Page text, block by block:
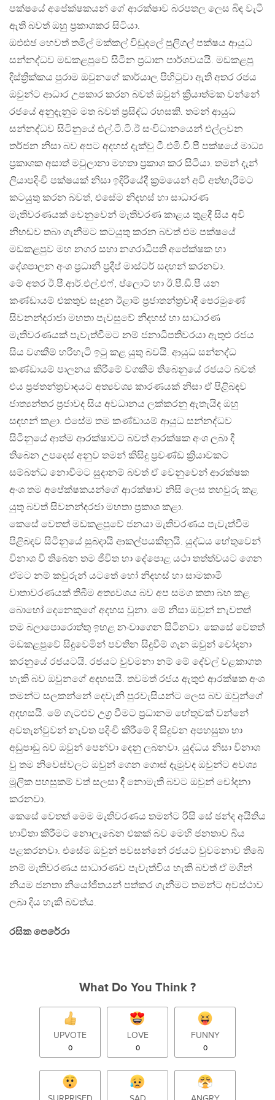
පක්ෂයේ අපේක්ෂකයන් ගේ ආරක්ෂාව බරපතල ලෙස බිඳ වැටී
ඇති බවත් ඔහු ප්‍රකාශකර සිටියා.
ඔඵඪඡ හෙවත් තමිල් මක්කල් විඩුදලේ පුලිගල් පක්ෂය ආයුධ
සන්නද්ධව මඩකළපුවේ සිටින ප්‍රධාන පාර්ශවයයි. මඩකළපු
දිස්ත්‍රික්කය පුරාම ඔවුනගේ කාර්යාල පිහිටුවා ඇති අතර රජය
ඔවුන්ට ආධාර උපකාර කරන බවත් ඔවුන් ක්‍රියාත්මක වන්නේ
රජයේ අනුදැනුම මත බවත් ප්‍රසිද්ධ රහසකි. තමන් ආයුධ
සන්නද්ධව සිටිනුයේ එල්.ටී.ටී.ඊ සංවිධානයෙන් එල්ලවන
තර්ජන නිසා බව අපට අදහස් දැක්වු ටී.එමි.වී.පී පක්ෂයේ මාධ්‍ය
ප්‍රකාශක අසාත් මවුලානා මහතා ප්‍රකාශ කර සිටියා. තමන් දැන්
ලියාපදිංචි පක්ෂයක් නිසා ඉදිරියේදී ක්‍රමයෙන් අවි අත්හැරීමට
කටයුතු කරන බවත්, එසේම නිදහස් හා සාධාරණ
මැතිවරණයක් වෙනුවෙන් මැතිවරණ කාළය තුළදී සිය අවි
නිහඬව තබා ගැනීමට කටයුතු කරන බවත් එම පක්ෂයේ
මඩකළපුව මහ නගර සභා නගරාධිපති අපේක්ෂක හා
දේශපාලන අංශ ප්‍රධානී ප්‍රදීප් මාස්ටර් සදහන් කරනවා.
මේ අතර ඊ.පී.ආර්.එල්.එෆ්, ප්ලොට් හා ඊ.පී.ඩී.පී යන
කණ්ඩායම් එකතුව සෑදුන ඊළාම් ප්‍රජාතන්ත්‍රවාදී පෙරමුණේ
සිවනන්දරාජා මහතා පැවසුවේ නිදහස් හා සාධාරණ
මැතිවරණයක් පැවැත්වීමට නම් ජනාධිපතිවරයා ඇතුළු රජය
සිය වගකීම් හරිහැටි ඉටු කළ යුතු බවයි. ආයුධ සන්නද්ධ
කණ්ඩායම් පාලනය කිරීමේ වගකීම තිබෙනුයේ රජයට බවත්
එය ප්‍රජතන්ත්‍රවාදයට අත්‍යවශ්‍ය කාරණයක් නිසා ඒ පිළිබඳව
ජාත්‍යන්තර ප්‍රජාවද සිය අවධානය ලක්කරනු ඇතැයිද ඔහු
සඳහන් කළා. එසේම තම කණ්ඩායම් ආයුධ සන්නද්ධව
සිටිනුයේ ආත්ම ආරක්ෂාවට බවත් ආරක්ෂක අංශ ලබා දී
තිබෙන උපදෙස් අනුව තමන් කිසිදු ප්‍රචණ්ඩ ක්‍රියාවකට
සම්බන්ධ නොවීමට සුදානම් බවත් ඒ වෙනුවෙන් ආරක්ෂක
අංශ තම අපේක්ෂකයන්ගේ ආරක්ෂාව නිසි ලෙස තහවුරු කළ
යුතු බවත් සිවනන්දරජා මහතා ප්‍රකාශ කළා.
කෙසේ වෙතත් මඩකළපුවේ ජනයා මැතිවරණය පැවැත්වීම
පිළිබඳව සිටිනුයේ සුබදායි ආකල්පයකිනුයි. යුද්ධය හේතුවෙන්
විනාශ වී තිබෙන තම ජීවිත හා දේපොළ යථා තත්ත්වයට ගෙන
ඒමට නම් කවුරුන් යටතේ හෝ නිදහස් හා සාමකාමී
වාතාවරණයක් තිබීම අත්‍යවශය බව අප සමග කතා බහ කළ
බොහෝ දෙනෙකුගේ අදහස වුනා. මේ නිසා ඔවුන් නැවතත්
තම බලාපොරොත්තු ඉහළ නංවාගෙන සිටිනවා. කෙසේ වෙතත්
මඩකළපුවේ සිදුවෙමින් පවතින සිදුවීම් ගැන ඔවුන් චෝදනා
කරනුයේ රජයටයි. රජයට වුවමනා නම් මේ දේවල් වළකාගත
හැකි බව ඔවුනගේ අදහසයි. තවමත් රජය ඇතුළු ආරක්ෂක අංශ
තමන්ට සලකන්නේ දෙවැනි පුරවැසියන්ට ලෙස බව ඔවුන්ගේ
අදහසයි. මේ ගැටළුව උග්‍ර වීමට ප්‍රධානම හේතුවක් වන්නේ
අවතැන්වුවන් නැවත පදිංචි කිරීමේ දි සිදුවන අපහසුතා හා
අඩුපාඩු බව ඔවුන් පෙන්වා දෙනු ලබනවා. යුද්ධය නිසා විනාශ
වු තම නිවෙස්වලට ඔවුන් ගෙන ගොස් දැමුවද ඔවුන්ට අවශ්‍ය
මූලික පහසුකම් වත් සලසා දී නොමැති බවට ඔවුන් චෝදනා
කරනවා.
කෙසේ වෙතත් මෙම මැතිවරණය තමන්ට රිසි සේ ඡන්ද අයිතිය
භාවිතා කිරීමට නොලැබෙන එකක් බව මෙහි ජනතාව බිය
පළකරනවා. එසේම ඔවුන් පවසන්නේ රජයට වුවමනාව තිබේ
නම් මැතිවරණය සාධාරණව පැවැත්විය හැකි බවත් ඒ මගින්
නියම ජනතා නියෝජිතයන් පත්කර ගැනීමට තමන්ට අවස්ථාව
ලබා දිය හැකි බවත්ය.
රසික පෙරේරා
What Do You Think ?
UPVOTE
0
LOVE
0
FUNNY
0